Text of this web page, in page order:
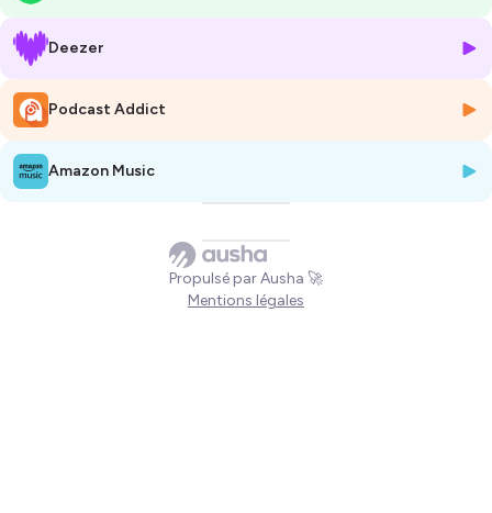
https://www.reseau-salariat.info/
https://www.emmaus-lescar-pau.net/
Hébergé par Ausha. Visitez
pour plus d'informations.
Deezer
Podcast Addict
Amazon Music
Propulsé par Ausha 🚀
Mentions légales